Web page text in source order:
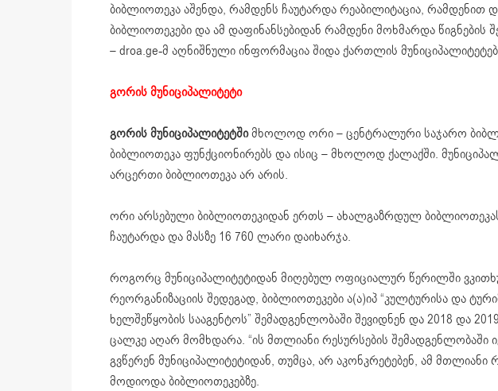
ბიბლიოთეკა აშენდა, რამდენს ჩაუტარდა რეაბილიტაცია, რამდენით
ბიბლიოთეკები და ამ დაფინანსებიდან რამდენი მოხმარდა წიგნების
– droa.ge-მ აღნიშნული ინფორმაცია შიდა ქართლის
გორის მუნიციპალიტეტი
გორის მუნიციპალიტეტშიმხოლოდ ორი – ცენტრალური საჯარო
ბიბლიოთეკა ფუნქციონირებს და ისიც – მხოლოდ ქალაქში.
არცერთი ბიბლიოთეკა არ არის.
ორი არსებული ბიბლიოთეკიდან ერთს – ახალგაზრდულ
ჩაუტარდა და მასზე 16 760 ლარი დაიხარჯა.
როგორც მუნიციპალიტეტიდან მიღებულ ოფიციალურ წერილში
რეორგანიზაციის შედეგად, ბიბლიოთეკები ა(ა)იპ “კულტურისა და
ხელშეწყობის სააგენტოს” შემადგენლობაში შევიდნენ და 2018 და
ცალკე აღარ მომხდარა. “ის მთლიანი რესურსების შემადგენლობაში
გვწერენ მუნიციპალიტეტიდან, თუმცა, არ აკონკრეტებენ, ამ მთლიანი
მოდიოდა ბიბლიოთეკებზე.